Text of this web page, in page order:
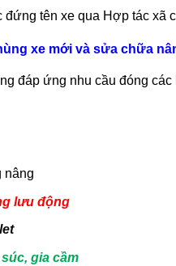
đứng tên xe qua Hợp tác xã
xe mới và sửa chữa
đáp ứng nhu cầu đóng các
nâng
lưu động
gia cầm